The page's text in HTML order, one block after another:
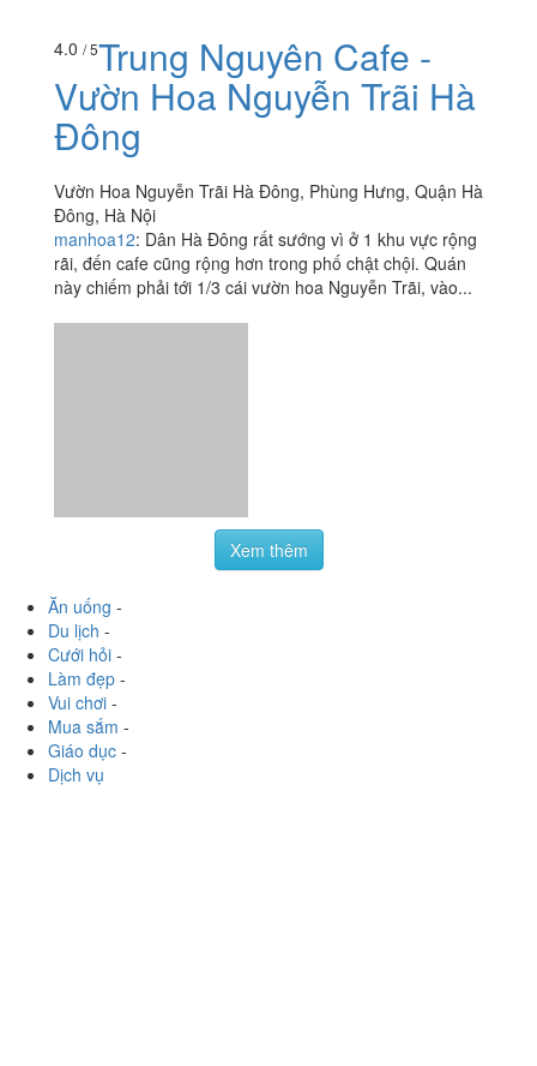
4.0 / 5Trung Nguyên Cafe -
Vườn Hoa Nguyễn Trãi Hà
Đông
Vườn Hoa Nguyễn Trãi Hà Đông, Phùng Hưng, Quận Hà
Đông, Hà Nội
manhoa12: Dân Hà Đông rất sướng vì ở 1 khu vực rộng
rãi, đến cafe cũng rộng hơn trong phố chật chội. Quán
này chiếm phải tới 1/3 cái vườn hoa Nguyễn Trãi, vào...
Xem thêm
Ăn uống -
Du lịch -
Cưới hỏi -
Làm đẹp -
Vui chơi -
Mua sắm -
Giáo dục -
Dịch vụ